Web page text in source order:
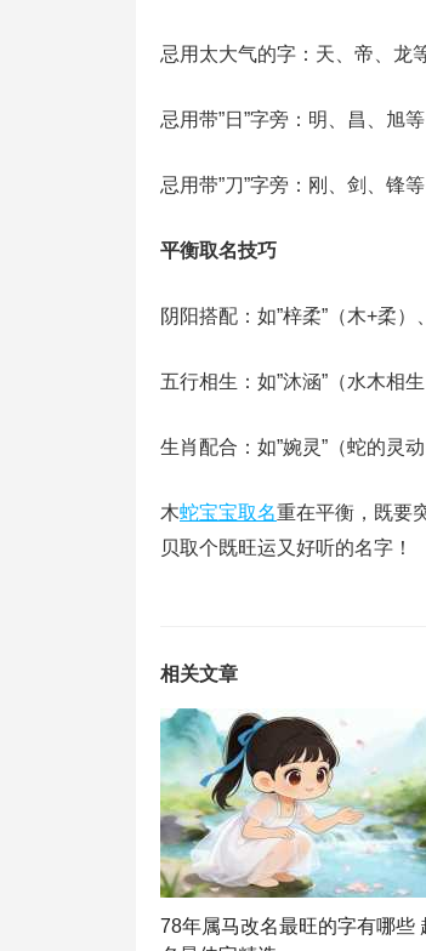
忌用太大气的字：天、帝、龙
忌用带”日”字旁：明、昌、旭
忌用带”刀”字旁：刚、剑、锋
平衡取名技巧
阴阳搭配：如”梓柔”（木+柔）
五行相生：如”沐涵”（水木相
生肖配合：如”婉灵”（蛇的灵动
木蛇宝宝取名重在平衡，既要
贝取个既旺运又好听的名字！
相关文章
78年属马改名最旺的字有哪些